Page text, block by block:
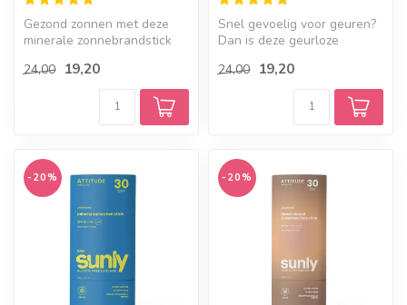
Gezond zonnen met deze
minerale zonnebrandstick
sinaasa...
24,00 19,20
Snel gevoelig voor geuren?
Dan is deze geurloze
match. Een ...
24,00 19,20
-20% -20%